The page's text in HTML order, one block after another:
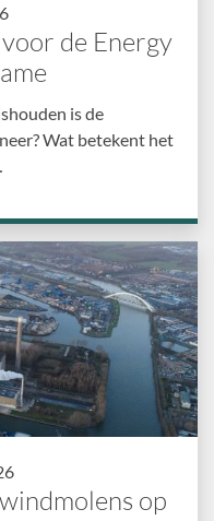
de Energy
is de
Wat betekent het
op